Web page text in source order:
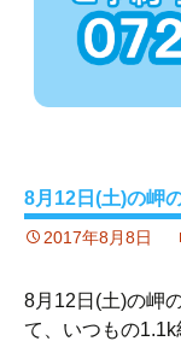
8月12日(土)の岬
2017年8月8日
8月12日(土)の岬
て、いつもの1.1k